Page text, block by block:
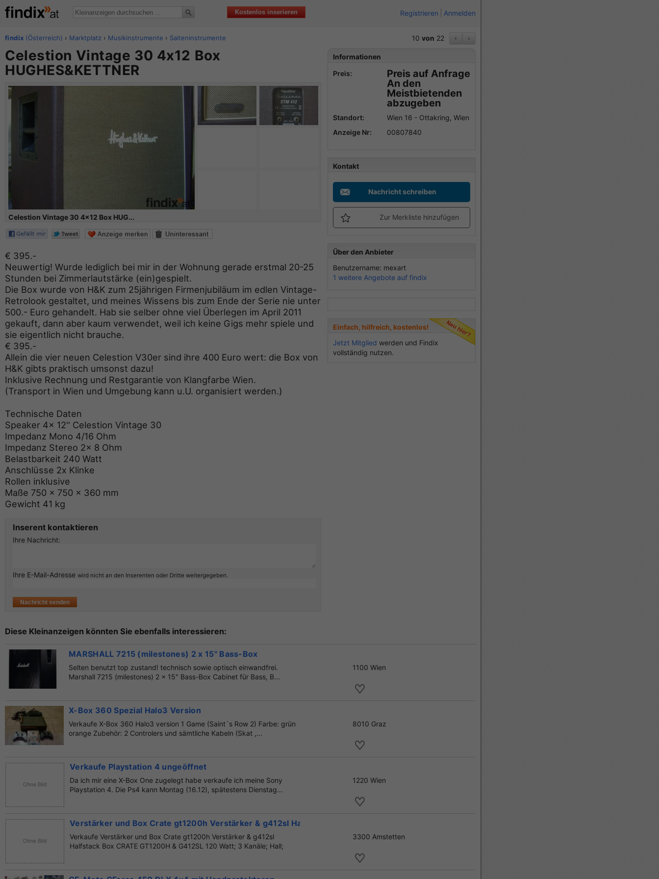
Kostenlos inserieren Registrieren Anmelden
findix (Österreich) › Marktplatz › Musikinstrumente › Saiteninstrumente 10 von 22 ‹ ›
Celestion Vintage 30 4x12 Box
HUGHES&KETTNER
Celestion Vintage 30 4x12 Box HUG...
€ 395.-
Neuwertig! Wurde lediglich bei mir in der Wohnung gerade erstmal 20-25
Stunden bei Zimmerlautstärke (ein)gespielt.
Die Box wurde von H&K zum 25jährigen Firmenjubiläum im edlen Vintage-
Retrolook gestaltet, und meines Wissens bis zum Ende der Serie nie unter
500.- Euro gehandelt. Hab sie selber ohne viel Überlegen im April 2011
gekauft, dann aber kaum verwendet, weil ich keine Gigs mehr spiele und
sie eigentlich nicht brauche.
€ 395.-
Allein die vier neuen Celestion V30er sind ihre 400 Euro wert: die Box von
H&K gibts praktisch umsonst dazu!
Inklusive Rechnung und Restgarantie von Klangfarbe Wien.
(Transport in Wien und Umgebung kann u.U. organisiert werden.)
Technische Daten
Speaker 4x 12'' Celestion Vintage 30
Impedanz Mono 4/16 Ohm
Impedanz Stereo 2x 8 Ohm
Belastbarkeit 240 Watt
Anschlüsse 2x Klinke
Rollen inklusive
Maße 750 x 750 x 360 mm
Gewicht 41 kg
Inserent kontaktieren
Ihre Nachricht:
Ihre E-Mail-Adresse wird nicht an den Inserenten oder Dritte weitergegeben.
Informationen
Preis:
Preis auf Anfrage
An den
Meistbietenden
abzugeben
Standort:
Wien 16 - Ottakring, Wien
Anzeige Nr:
00807840
Kontakt
Nachricht schreiben
Zur Merkliste hinzufügen
Über den Anbieter
Benutzername: mexart
1 weitere Angebote auf findix
Einfach, hilfreich, kostenlos!
Jetzt Mitglied werden und Findix
vollständig nutzen.
Diese Kleinanzeigen könnten Sie ebenfalls interessieren:
MARSHALL 7215 (milestones) 2 x 15" Bass-Box
Selten benutzt top zustand! technisch sowie optisch einwandfrei.
Marshall 7215 (milestones) 2 x 15" Bass-Box Cabinet für Bass, B...
1100 Wien
X-Box 360 Spezial Halo3 Version
Verkaufe X-Box 360 Halo3 version 1 Game (Saint´s Row 2) Farbe: grün
orange Zubehör: 2 Controlers und sämtliche Kabeln (Skat ,...
8010 Graz
Verkaufe Playstation 4 ungeöffnet
Da ich mir eine X-Box One zugelegt habe verkaufe ich meine Sony
Playstation 4. Die Ps4 kann Montag (16.12), spätestens Dienstag...
1220 Wien
Verstärker und Box Crate gt1200h Verstärker & g412sl Halfstack Bo
Verkaufe Verstärker und Box Crate gt1200h Verstärker & g412sl
Halfstack Box CRATE GT1200H & G412SL 120 Watt; 3 Kanäle; Hall;
3300 Amstetten